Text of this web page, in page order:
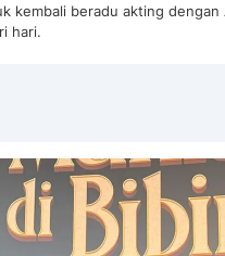
kembali beradu akting dengan
hari.